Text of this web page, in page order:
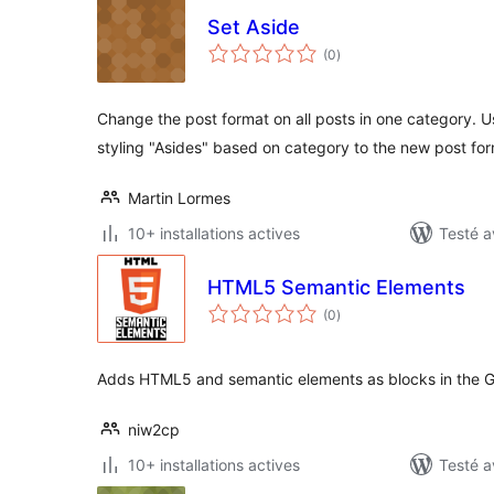
Set Aside
(0notes
en
)
Change the post format on all posts in one category.
styling "Asides" based on category to the new post
Martin Lormes
10+ installations actives
Testé
HTML5 Semantic Elements
(0notes
en
)
Adds HTML5 and semantic elements as blocks in the
niw2cp
10+ installations actives
Testé